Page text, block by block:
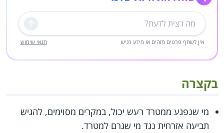
שליחה
אין לשתף פרטים מזהים או מידע רגיש תנאי שימוש
בקצרה
מי שנפגע ממטרד רעש יכול, במקרים מסוימים, להגיש
תביעה אזרחית נגד מי שגרם למטרד.